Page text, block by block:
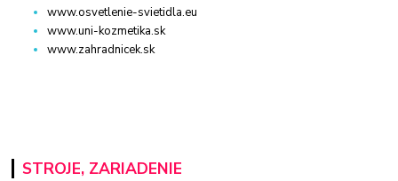
www.osvetlenie-svietidla.eu
www.uni-kozmetika.sk
www.zahradnicek.sk
STROJE, ZARIADENIE